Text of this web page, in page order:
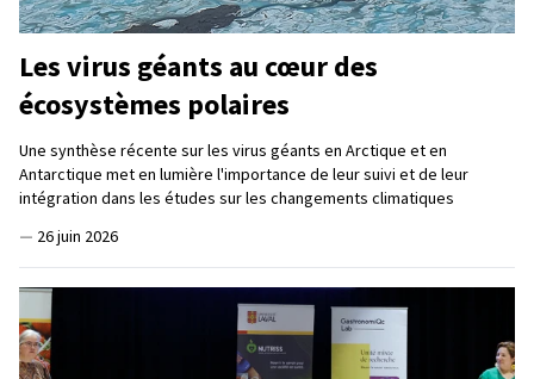
Les virus géants au cœur des
écosystèmes polaires
Une synthèse récente sur les virus géants en Arctique et en
Antarctique met en lumière l'importance de leur suivi et de leur
intégration dans les études sur les changements climatiques
— 26 juin 2026